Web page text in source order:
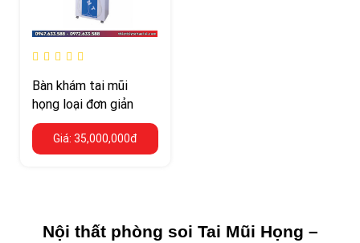
Bàn khám tai mũi
họng loại đơn giản
Giá: 35,000,000đ
Nội thất phòng soi Tai Mũi Họng –